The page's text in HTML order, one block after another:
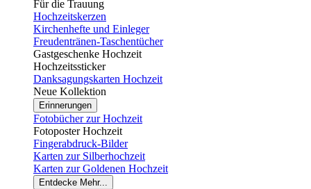
Für die Trauung
Hochzeitskerzen
Kirchenhefte und Einleger
Freudentränen-Taschentücher
Gastgeschenke Hochzeit
Hochzeitssticker
Danksagungskarten Hochzeit
Neue Kollektion
Erinnerungen
Fotobücher zur Hochzeit
Fotoposter Hochzeit
Fingerabdruck-Bilder
Karten zur Silberhochzeit
Karten zur Goldenen Hochzeit
Entdecke Mehr...